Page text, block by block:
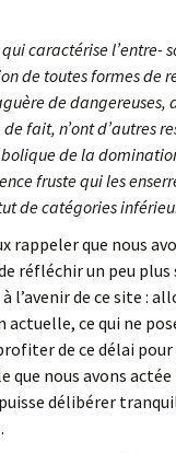
caractérise l’entre-
de toutes formes de
de dangereuses,
fait, n’ont d’autres
de la
fruste qui les
de catégories
rappeler que nous
réfléchir un peu
l’avenir de ce site :
ce qui ne
de ce délai pour
que nous avons
délibérer